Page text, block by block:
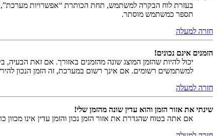
בעזרת לוח הבקרה למשתמש, תחת הכותרת “אפשרויות
תספר כמשתמש מוסתר.
חזרה למעלה
הזמנים אינם נכונים!
יכול להיות שהזמן המוצג שונה מהזמנים באזורך. אם זאת הבעיה,
למשתמשים רשומים. אם אינך רשום במערכת, זה הזמן הנכון
חזרה למעלה
שינתי את אזור הזמן והוא עדין שונה מהזמן שלי!
אם אתה בטוח שהגדרת את אזור הזמן נכון והזמן עדין אינו